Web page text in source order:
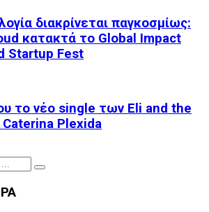
διακρίνεται παγκοσμίως:
κατακτά το Global Impact
Startup Fest
το νέο single των Eli and the
Plexida
Search